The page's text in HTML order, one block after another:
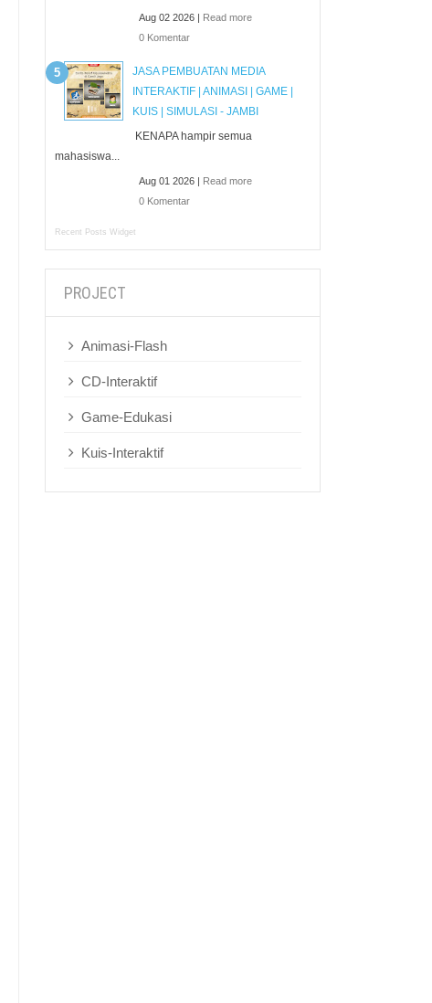
Aug 02 2026 | Read more
0 Komentar
JASA PEMBUATAN MEDIA
INTERAKTIF | ANIMASI | GAME |
KUIS | SIMULASI - JAMBI
KENAPA hampir semua
mahasiswa...
Aug 01 2026 | Read more
0 Komentar
Recent Posts Widget
PROJECT
Animasi-Flash
CD-Interaktif
Game-Edukasi
Kuis-Interaktif